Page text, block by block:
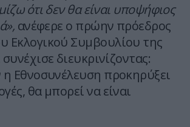
ότι δεν θα είναι υποψήφιος
ανέφερε ο πρώην πρόεδρος
Εκλογικού Συμβουλίου της
διευκρινίζοντας:
Εθνοσυνέλευση προκηρύξει
θα μπορεί να είναι